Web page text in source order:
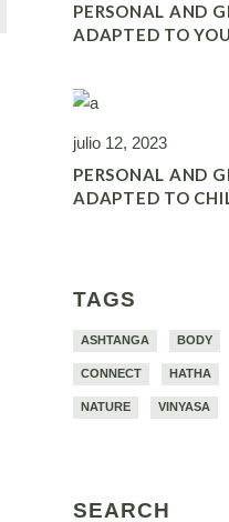
PERSONAL AND
ADAPTED TO
julio 12, 2023
PERSONAL AND
ADAPTED TO
TAGS
ASHTANGA BODY
CONNECT HATHA
NATURE VINYASA
SEARCH